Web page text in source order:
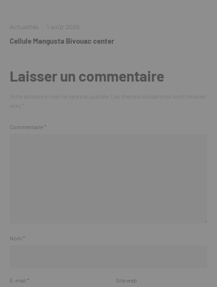
Actualités · 1 août 2026
Cellule Mangusta Bivouac center
Laisser un commentaire
Commentaire *
Nom *
E-mail * Site web